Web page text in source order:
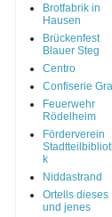
Brotfabrik in
Hausen
Brückenfest
Blauer Steg
Centro
Confiserie
Feuerwehr
Rödelheim
Förderverein
k
Niddastrand
Ortells dieses
und jenes